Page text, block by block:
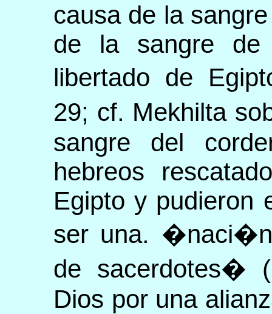
causa de la
de la sangre
libertado de
29; cf. Mekhilta
sangre del
hebreos
Egipto y pudieron
ser una.
de sacerdotes�
Dios por una